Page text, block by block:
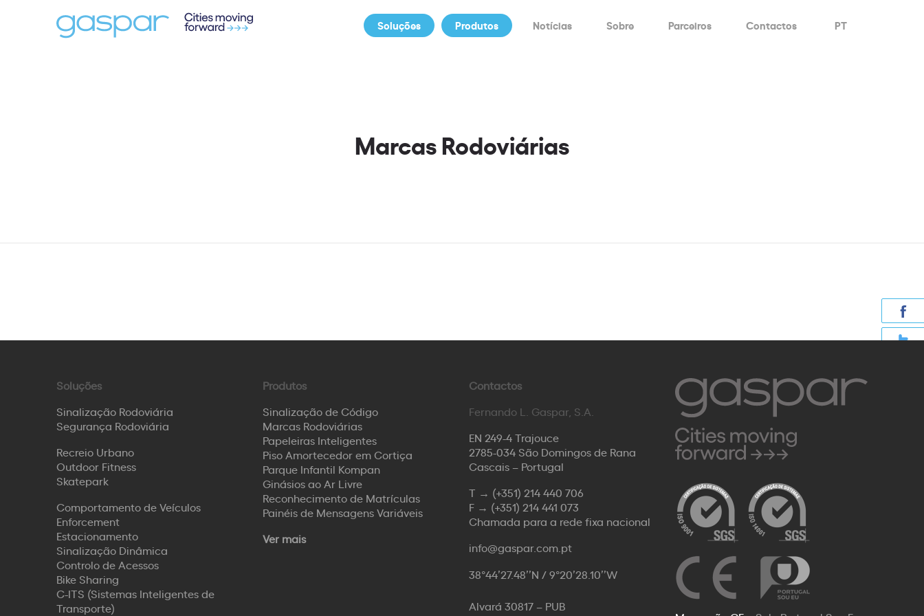
Soluções Produtos Notícias Sobre Parceiros Contactos PT
Marcas Rodoviárias
Soluções
Sinalização Rodoviária
Segurança Rodoviária
Recreio Urbano
Outdoor Fitness
Skatepark
Comportamento de Veículos
Enforcement
Estacionamento
Sinalização Dinâmica
Controlo de Acessos
Bike Sharing
C-ITS (Sistemas Inteligentes de
Transporte)
Produtos
Sinalização de Código
Marcas Rodoviárias
Papeleiras Inteligentes
Piso Amortecedor em Cortiça
Parque Infantil Kompan
Ginásios ao Ar Livre
Reconhecimento de Matrículas
Painéis de Mensagens Variáveis
Ver mais
Contactos
Fernando L. Gaspar, S.A.
EN 249-4 Trajouce
2785-034 São Domingos de Rana
Cascais – Portugal
T → (+351) 214 440 706
F → (+351) 214 441 073
Chamada para a rede fixa nacional
info@gaspar.com.pt
38°44’27.48’’N / 9°20’28.10’’W
Alvará 30817 – PUB